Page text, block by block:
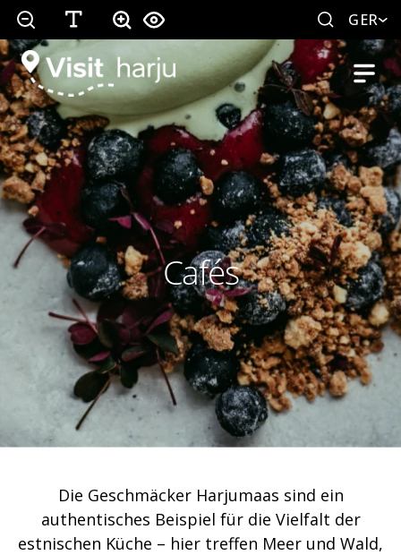
GER
Cafés
Die Geschmäcker Harjumaas sind ein
authentisches Beispiel für die Vielfalt der
estnischen Küche – hier treffen Meer und Wald,